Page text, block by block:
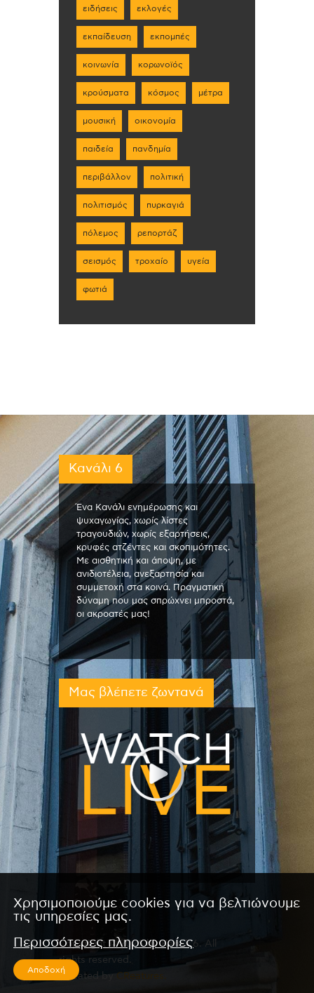
ειδήσεις εκλογές
εκπαίδευση εκπομπές
κοινωνία κορωνοϊός
κρούσματα κόσμος μέτρα
μουσική οικονομία
παιδεία πανδημία
περιβάλλον πολιτική
πολιτισμός πυρκαγιά
πόλεμος ρεπορτάζ
σεισμός τροχαίο υγεία
φωτιά
Κανάλι 6
Ένα Κανάλι ενημέρωσης και
ψυχαγωγίας, χωρίς λίστες
τραγουδιών, χωρίς εξαρτήσεις,
κρυφές ατζέντες και σκοπιμότητες.
Με αισθητική και άποψη, με
ανιδιοτέλεια, ανεξαρτησία και
συμμετοχή στα κοινά. Πραγματική
δύναμη που μας σπρώχνει μπροστά,
οι ακροατές μας!
Μας βλέπετε ζωντανά
Copyright © 2026 by Kanali 6. All
rights reserved.
CReated by CReatures.
Χρησιμοποιούμε cookies για να βελτιώνουμε
τις υπηρεσίες μας.
Περισσότερες πληροφορίες
Αποδοχή